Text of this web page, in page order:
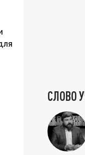
СЛОВО